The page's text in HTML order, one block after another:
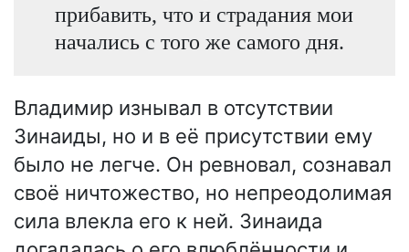
прибавить, что и страдания мои
начались с того же самого дня.
Владимир изнывал в отсутствии
Зинаиды, но и в её присутствии ему
было не легче. Он ревновал, сознавал
своё ничтожество, но непреодолимая
сила влекла его к ней. Зинаида